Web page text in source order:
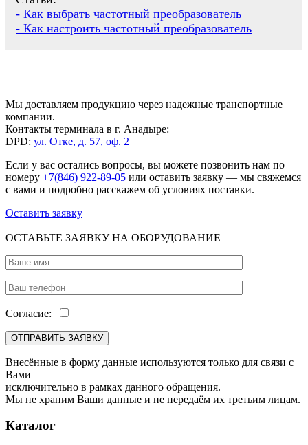
- Как выбрать частотный преобразователь
- Как настроить частотный преобразователь
Мы доставляем продукцию через надежные транспортные
компании.
Контакты терминала в г. Анадыре:
DPD: ул. Отке, д. 57, оф. 2
Если у вас остались вопросы, вы можете позвонить нам по
номеру +7(846) 922-89-05 или оставить заявку — мы свяжемся
с вами и подробно расскажем об условиях поставки.
Оставить заявку
ОСТАВЬТЕ ЗАЯВКУ НА ОБОРУДОВАНИЕ
Согласие:
Внесённые в форму данные используются только для связи с
Вами
исключительно в рамках данного обращения.
Мы не храним Ваши данные и не передаём их третьим лицам.
Каталог